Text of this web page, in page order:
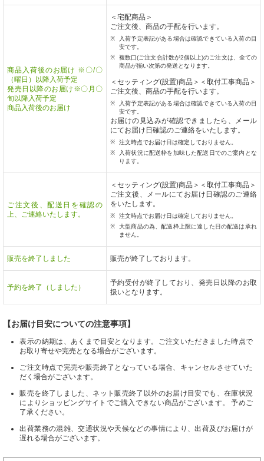
商品入荷後のお届け ※〇/〇
（曜日）以降入荷予定
発売日以降のお届け※〇月〇
旬以降入荷予定
商品入荷後のお届け
＜宅配商品＞
ご注文後、商品の手配を行います。
入荷予定表記がある場合は確認できている入荷の目
安です。
複数口(ご注文合計数が2個以上)のご注文は、全ての
商品が揃い次第の発送となります。
＜セッティング(設置)商品＞＜取付工事商品＞
ご注文後、商品の手配を行います。
入荷予定表記がある場合は確認できている入荷の目
安です。
お届けの見込みが確認できましたら、メール
にてお届け日確認のご連絡をいたします。
注文時点でお届け日は確定しておりません。
入荷状況に配送枠を加味した配送日でのご案内とな
ります。
ご注文後、配送日を確認の
上、ご連絡いたします。
＜セッティング(設置)商品＞＜取付工事商品＞
ご注文後、メールにてお届け日確認のご連絡
をいたします。
注文時点でお届け日は確定しておりません。
大型商品の為、配送枠上限に達した日の配送は承れ
ません。
販売を終了しました 販売が終了しております。
予約を終了（しました）
予約受付が終了しており、発売日以降のお取
扱いとなります。
【お届け目安についての注意事項】
表示の納期は、あくまで目安となります。ご注文いただきました時点で
お取り寄せや完売となる場合がございます。
ご注文時点で完売や販売終了となっている場合、キャンセルさせていた
だく場合がございます。
販売を終了しました、ネット販売終了以外のお届け目安でも、在庫状況
によりショッピングサイトでご購入できない商品がございます。 予めご
了承ください。
出荷業務の混雑、交通状況や天候などの事情により、出荷及びお届けが
遅れる場合がございます。